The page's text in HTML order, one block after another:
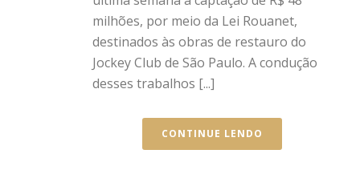
milhões, por meio da Lei Rouanet,
destinados às obras de restauro do
Jockey Club de São Paulo. A condução
desses trabalhos [...]
CONTINUE LENDO